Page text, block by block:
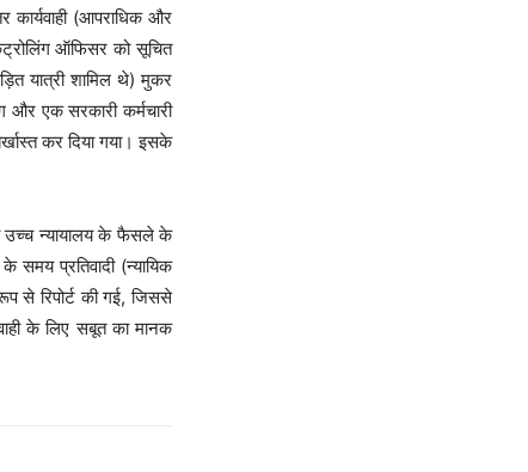
(आपराधिक और
ऑफिसर को सूचित
यात्री शामिल थे) मुकर
और एक सरकारी कर्मचारी
कर दिया गया। इसके
उच्च न्यायालय के फैसले के
समय प्रतिवादी (न्यायिक
से रिपोर्ट की गई, जिससे
के लिए सबूत का मानक